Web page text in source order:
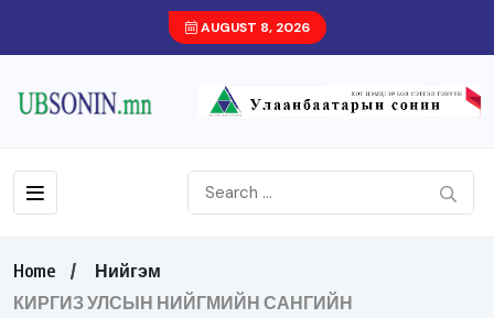
AUGUST 8, 2026
Home
Нийгэм
КИРГИЗ УЛСЫН НИЙГМИЙН САНГИЙН